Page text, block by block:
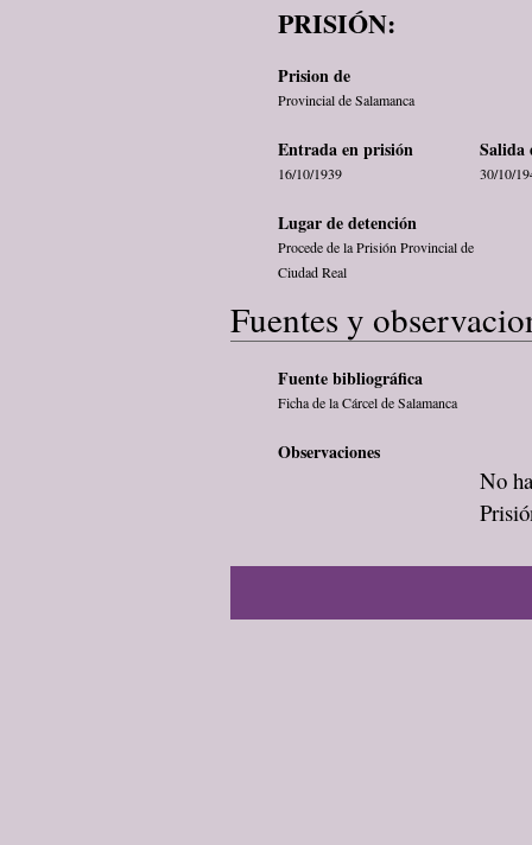
PRISIÓN:
Prision de
Provincial de Salamanca
Entrada en prisión Salida
16/10/1939 30/10/
Lugar de detención
Procede de la Prisión Provincial de
Ciudad Real
Fuentes y
Fuente bibliográfica
Ficha de la Cárcel de Salamanca
Observaciones
No